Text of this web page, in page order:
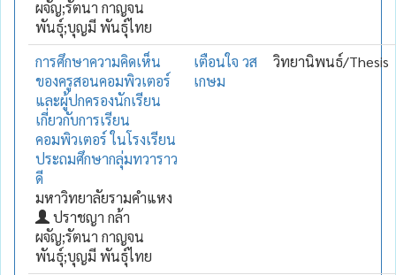
ผจัญ;รัตนา กาญจน
พันธุ์;บุญมี พันธุ์ไทย
การศึกษาความคิดเห็น
ของครูสอนคอมพิวเตอร์
และผู้ปกครองนักเรียน
เกี่ยวกับการเรียน
คอมพิวเตอร์ ในโรงเรียน
ประถมศึกษากลุ่มทวาราว
ดี
มหาวิทยาลัยรามคำแหง
ปราชญา กล้า
ผจัญ;รัตนา กาญจน
พันธุ์;บุญมี พันธุ์ไทย
เตือนใจ วส
เกษม
วิทยานิพนธ์/Thesis